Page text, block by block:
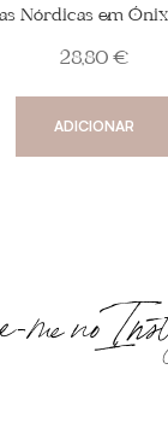
Nórdicas em
28,80 €
ADICIONAR
me no